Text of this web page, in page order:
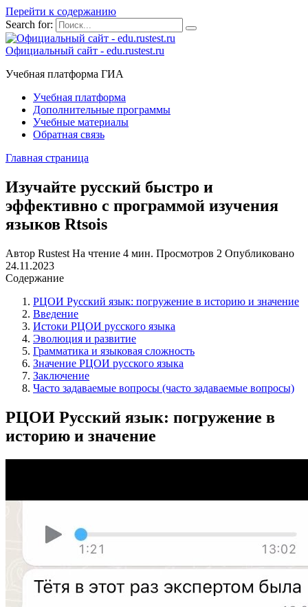
Перейти к содержанию
Search for:
Официальный сайт - edu.rustest.ru
Учебная платформа ГИА
Учебная платформа
Дополнительные программы
Учебные материалы
Обратная связь
Главная страница
Изучайте русский быстро и
эффективно с программой изучения
языков Rtsois
Автор Rustest На чтение 4 мин. Просмотров 2 Опубликовано
24.11.2023
Содержание
РЦОИ Русский язык: погружение в историю и значение
Введение
Истоки РЦОИ русского языка
Эволюция и развитие
Грамматика и языковая сложность
Значение РЦОИ русского языка
Заключение
Часто задаваемые вопросы (часто задаваемые вопросы)
РЦОИ Русский язык: погружение в
историю и значение